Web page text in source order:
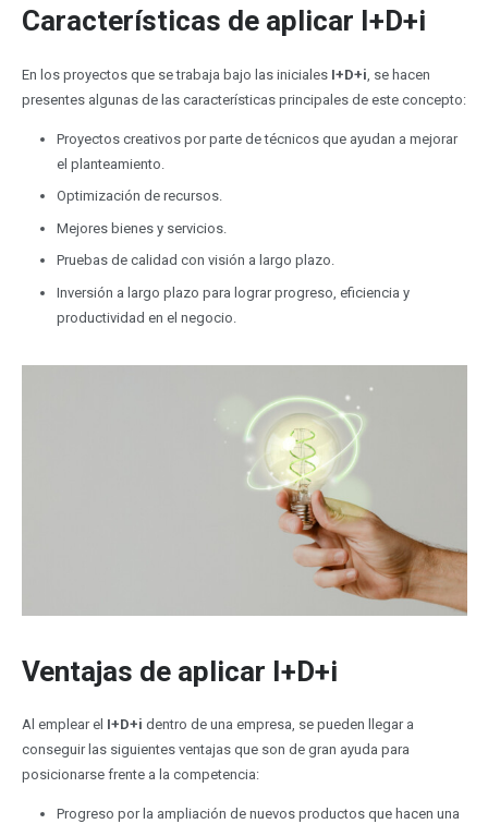
Características de aplicar I+D+i
En los proyectos que se trabaja bajo las iniciales I+D+i , se hacen
presentes algunas de las características principales de este concepto:
Proyectos creativos por parte de técnicos que ayudan a mejorar
el planteamiento.
Optimización de recursos.
Mejores bienes y servicios.
Pruebas de calidad con visión a largo plazo.
Inversión a largo plazo para lograr progreso, eficiencia y
productividad en el negocio.
Ventajas de aplicar I+D+i
Al emplear el I+D+i dentro de una empresa, se pueden llegar a
conseguir las siguientes ventajas que son de gran ayuda para
posicionarse frente a la competencia:
Progreso por la ampliación de nuevos productos que hacen una